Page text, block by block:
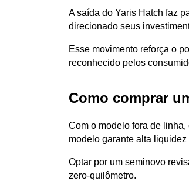
A saída do Yaris Hatch faz
direcionado seus
Esse movimento reforça o
reconhecido pelos
Como comprar
Com o modelo fora de
modelo garante alta
Optar por um seminovo
zero-quilômetro.